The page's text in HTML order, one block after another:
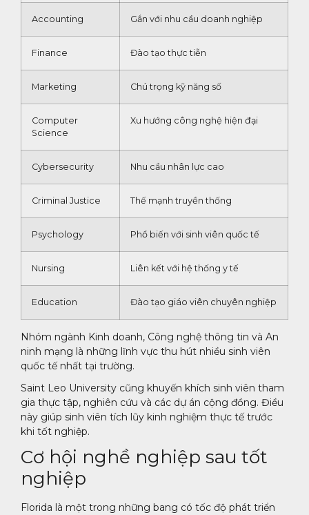
Accounting Gắn với nhu cầu doanh nghiệp
Finance Đào tạo thực tiễn
Marketing Chú trọng kỹ năng số
Computer
Science
Xu hướng công nghệ hiện đại
Cybersecurity Nhu cầu nhân lực cao
Criminal Justice Thế mạnh truyền thống
Psychology Phổ biến với sinh viên quốc tế
Nursing Liên kết với hệ thống y tế
Education Đào tạo giáo viên chuyên nghiệp
Nhóm ngành Kinh doanh, Công nghệ thông tin và An
ninh mạng là những lĩnh vực thu hút nhiều sinh viên
quốc tế nhất tại trường.
Saint Leo University cũng khuyến khích sinh viên tham
gia thực tập, nghiên cứu và các dự án cộng đồng. Điều
này giúp sinh viên tích lũy kinh nghiệm thực tế trước
khi tốt nghiệp.
Cơ hội nghề nghiệp sau tốt
nghiệp
Florida là một trong những bang có tốc độ phát triển